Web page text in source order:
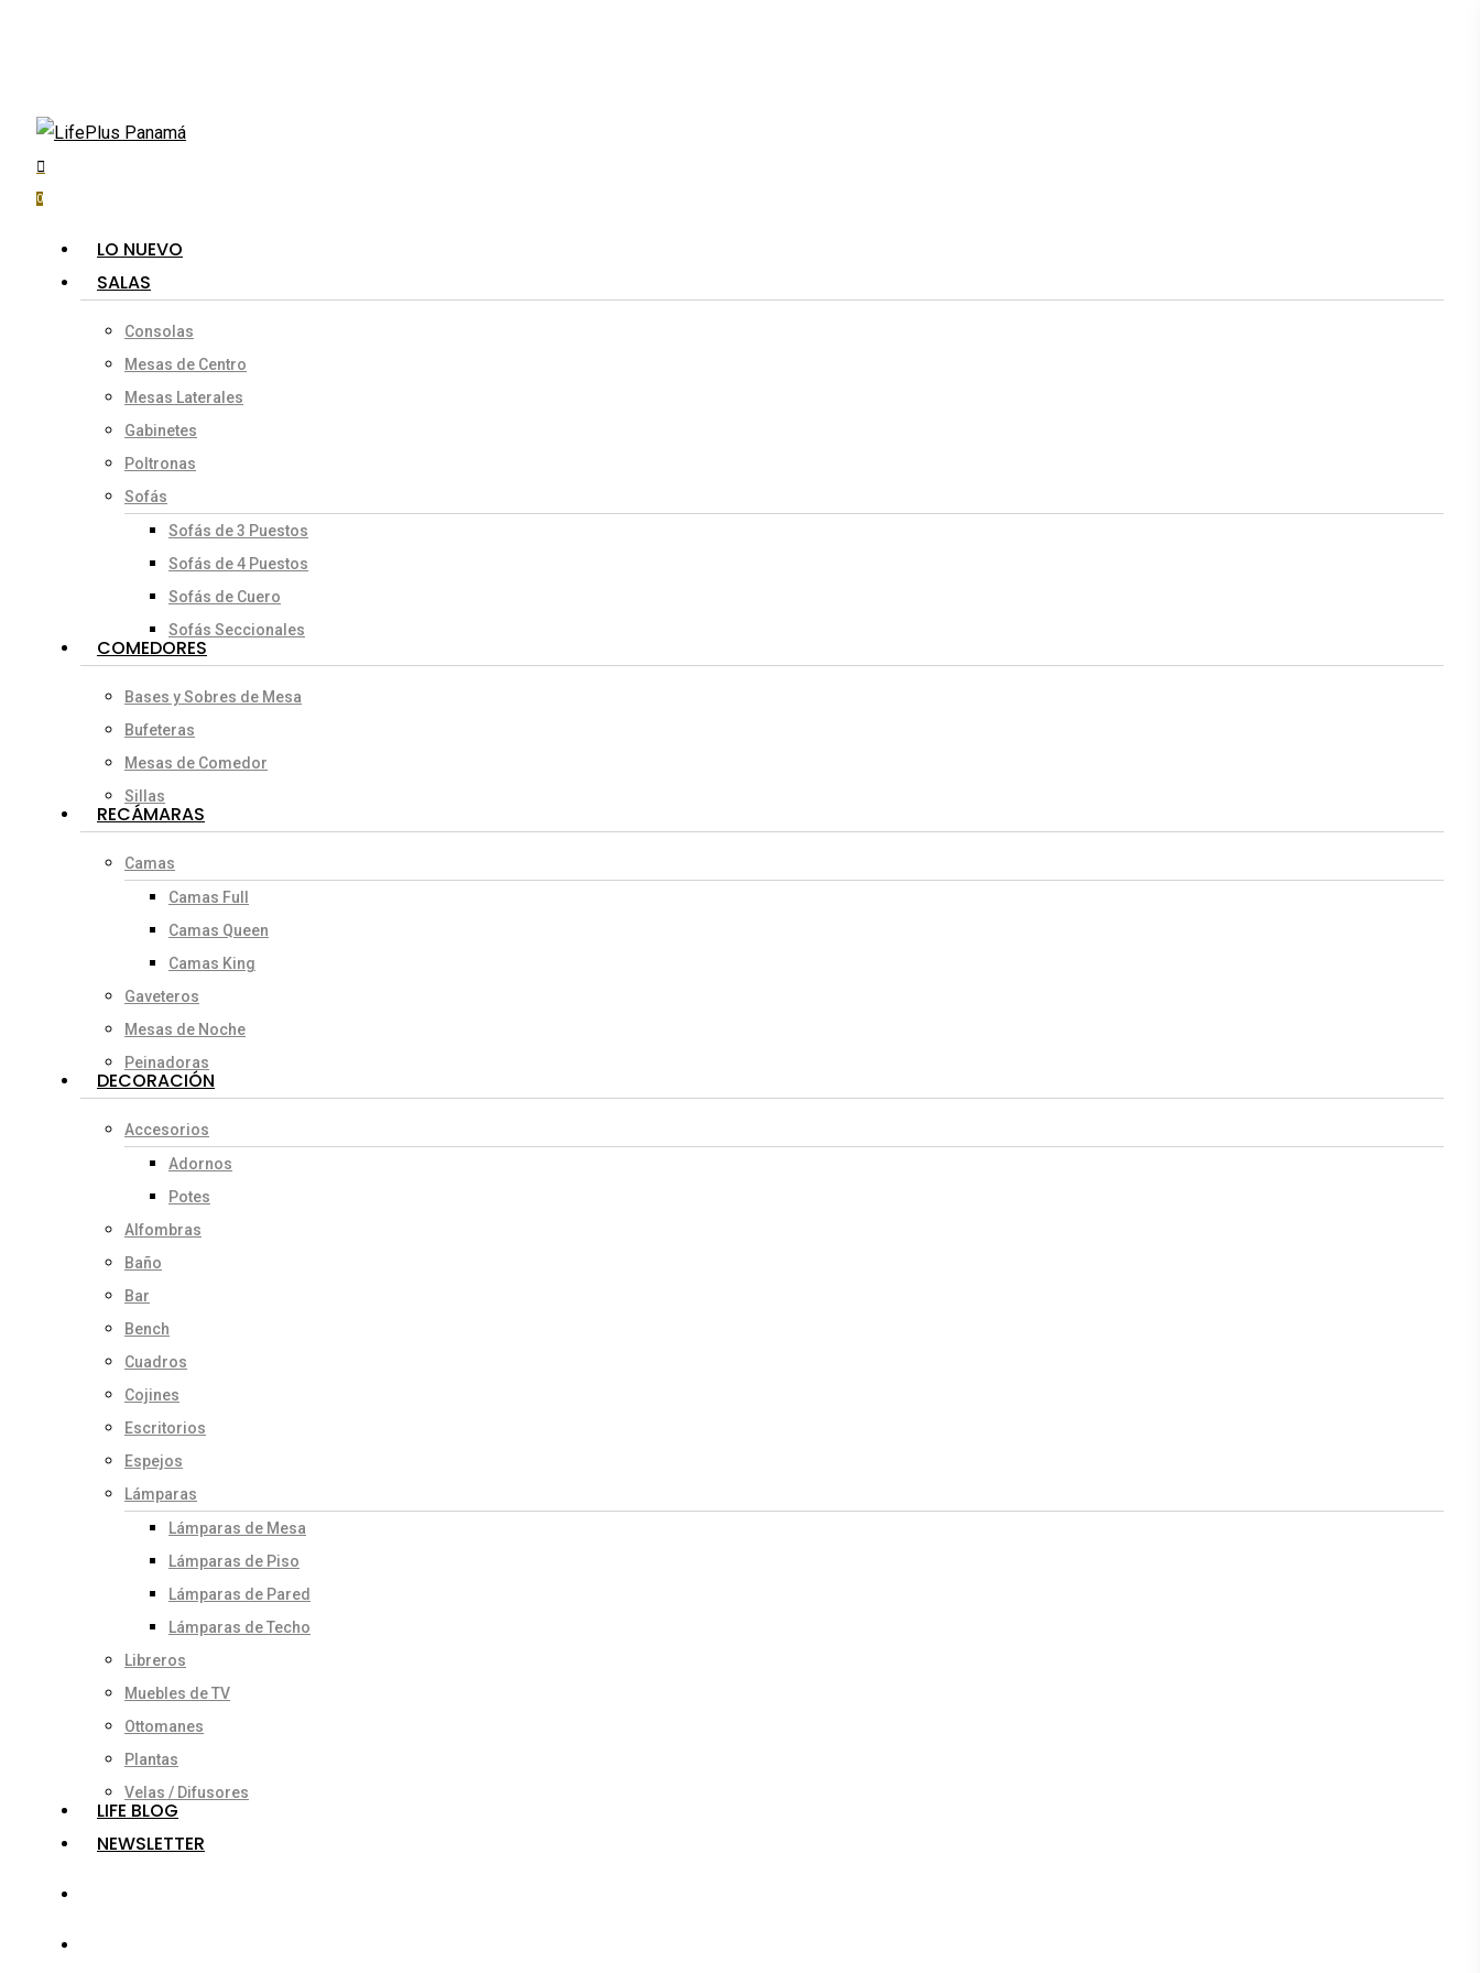
content
search
account
0
LO NUEVO
SALAS
Consolas
Mesas de Centro
Mesas Laterales
Gabinetes
Poltronas
Sofás
Sofás de 3 Puestos
Sofás de 4 Puestos
Sofás de Cuero
Sofás Seccionales
COMEDORES
Bases y Sobres de Mesa
Bufeteras
Mesas de Comedor
Sillas
RECÁMARAS
Camas
Camas Full
Camas Queen
Camas King
Gaveteros
Mesas de Noche
Peinadoras
DECORACIÓN
Accesorios
Adornos
Potes
Alfombras
Baño
Bar
Bench
Cuadros
Cojines
Escritorios
Espejos
Lámparas
Lámparas de Mesa
Lámparas de Piso
Lámparas de Pared
Lámparas de Techo
Libreros
Muebles de TV
Ottomanes
Plantas
Velas / Difusores
LIFE BLOG
NEWSLETTER